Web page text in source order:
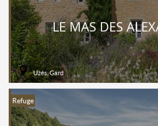
LE MAS DES
Uzès, Gard
Refuge